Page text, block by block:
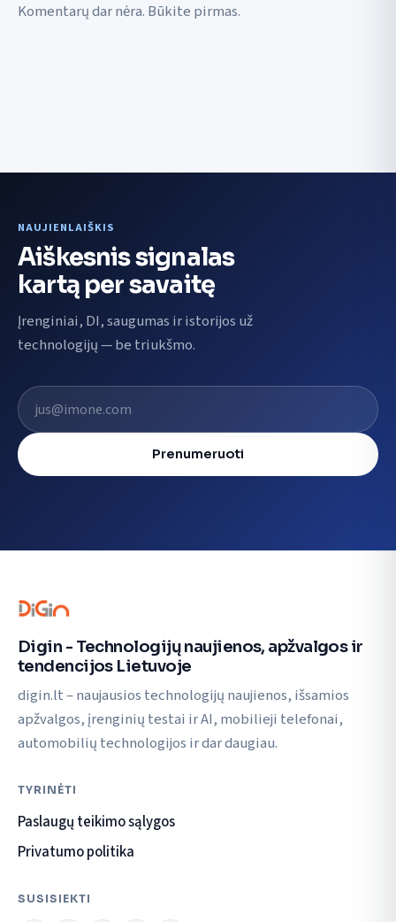
Komentarų dar nėra. Būkite pirmas.
NAUJIENLAIŠKIS
Aiškesnis signalas
kartą per savaitę
Įrenginiai, DI, saugumas ir istorijos už
technologijų — be triukšmo.
El. pašto adresas
Prenumeruoti
Digin - Technologijų naujienos, apžvalgos ir
tendencijos Lietuvoje
digin.lt – naujausios technologijų naujienos, išsamios
apžvalgos, įrenginių testai ir AI, mobilieji telefonai,
automobilių technologijos ir dar daugiau.
TYRINĖTI
Paslaugų teikimo sąlygos
Privatumo politika
SUSISIEKTI